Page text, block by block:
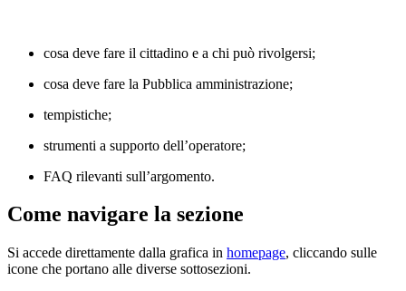
cosa deve fare il cittadino e a chi può rivolgersi;
cosa deve fare la Pubblica amministrazione;
tempistiche;
strumenti a supporto dell’operatore;
FAQ rilevanti sull’argomento.
Come navigare la sezione
Si accede direttamente dalla grafica in homepage, cliccando sulle
icone che portano alle diverse sottosezioni.